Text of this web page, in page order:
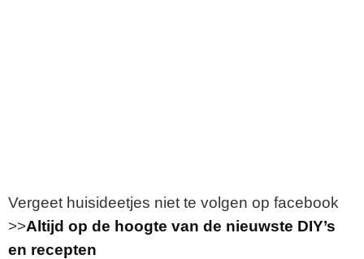
Vergeet huisideetjes niet te volgen op facebook
>>Altijd op de hoogte van de nieuwste DIY’s
en recepten